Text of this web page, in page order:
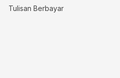
Tulisan Berbayar